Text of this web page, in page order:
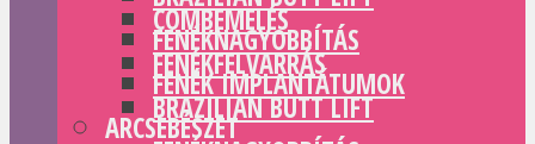
FENÉKNAGYOBBÍTÁS
FENÉK IMPLANTÁTUMOK
ARCSEBÉSZET
COMBEMELÉS
FENÉKFELVARRÁS
BRAZILIAN BUTT LIFT